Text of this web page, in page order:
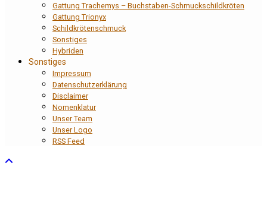
Gattung Trachemys – Buchstaben-Schmuckschildkröten
Gattung Trionyx
Schildkrötenschmuck
Sonstiges
Hybriden
Sonstiges
Impressum
Datenschutzerklärung
Disclaimer
Nomenklatur
Unser Team
Unser Logo
RSS Feed